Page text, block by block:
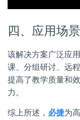
四、应用场景
该解决方案广泛应
课、分组研讨、远
提高了教学质量和
力。
综上所述， 必捷为